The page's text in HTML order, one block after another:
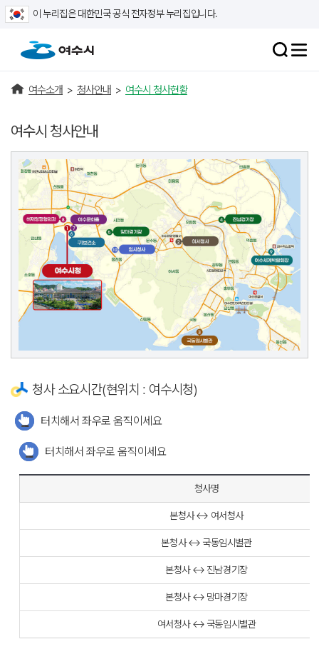
이 누리집은 대한민국 공식 전자정부 누리집입니다.
여수소개 > 청사안내 > 여수시 청사현황
여수시 청사안내
청사 소요시간(현위치 : 여수시청)
터치해서 좌우로 움직이세요
터치해서 좌우로 움직이세요
청사명
본청사 ↔ 여서청사
본청사 ↔ 국동임시별관
본청사 ↔ 진남경기장
본청사 ↔ 망마경기장
여서청사 ↔ 국동임시별관